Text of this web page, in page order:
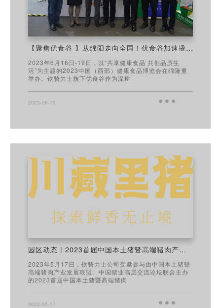
【聚焦优食谷 】从绵阳走向全国！优食谷加速撬动舌尖经济，抢占产业蓝海
2023年6月16日-19日，以“共享健康食品 共创品质生
活”为主题的2023中国（西部）健康食品博览会在绵隆重
举办。铁骑力士旗下优食谷作为深耕
2023-06-19
园区动态 | 2023首届中国本土猪暨高端猪肉产业发展高峰论坛在蓉成功举办
2023年5月17日，铁骑力士公司受邀参与由中国本土猪暨
高端猪肉产业发展联盟、中国猪业高层交流论坛联合主办
的2023首届中国本土猪暨高端猪肉
2023-05-17